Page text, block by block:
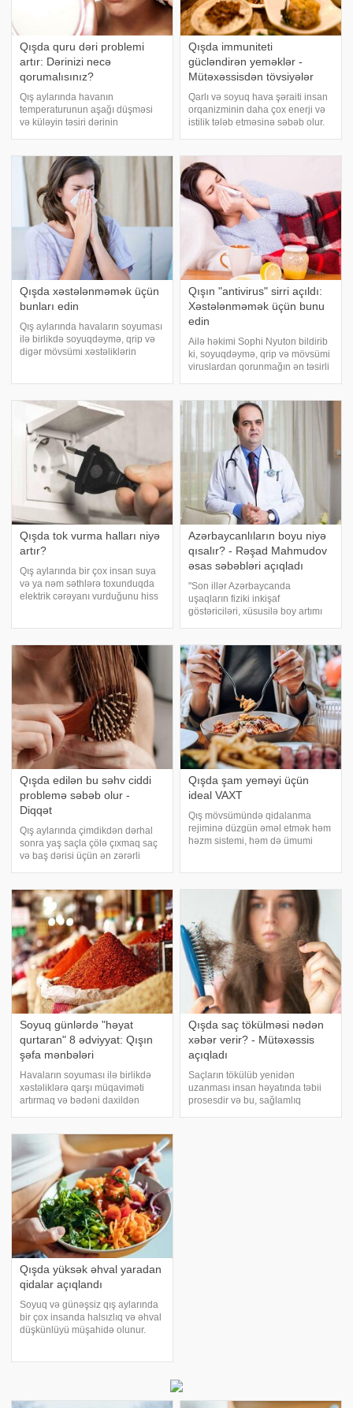
Qışda quru dəri problemi
artır: Dərinizi necə
qorumalısınız?
Qış aylarında havanın
temperaturunun aşağı düşməsi
və küləyin təsiri dərinin
Xüsusilə üz, əl və dodaq nahiyəsi
soyuğa qarşı daha həssas olur.
Mütəxəssislər bildirirlə
Qışda immuniteti
gücləndirən yeməklər -
Mütəxəssisdən tövsiyələr
Qarlı və soyuq hava şəraiti insan
orqanizminin daha çox enerji və
istilik tələb etməsinə səbəb olur.
yeməklər həm immun sistemini
gücləndirir, həm də orqanizmi
soyuqda
Qışda xəstələnməmək üçün
bunları edin
Qış aylarında havaların soyuması
ilə birlikdə soyuqdəymə, qrip və
digər mövsümi xəstəliklərin
vacib qaydalara əməl etməklə
Qışın "antivirus" sirri açıldı:
Xəstələnməmək üçün bunu
edin
Ailə həkimi Sophi Nyuton bildirib
ki, soyuqdəymə, qrip və mövsümi
viruslardan qorunmağın ən təsirli
gecə yuxusudur. Onun sözlərinə
görə, keyfiyyətli yuxu orqanizmi
Qışda tok vurma halları niyə
artır?
Qış aylarında bir çox insan suya
və ya nəm səthlərə toxunduqda
elektrik cərəyanı vurduğunu hiss
edirlər. xəbər verir ki, elektri
Azərbaycanlıların boyu niyə
qısalır? - Rəşad Mahmudov
əsas səbəbləri açıqladı
"Son illər Azərbaycanda
uşaqların fiziki inkişaf
göstəriciləri, xüsusilə boy artımı
Müasir tibb elmi göstərir ki,
uşağın boyu yalnız genetik
göstərici deyil; əksinə
Qışda edilən bu səhv ciddi
problemə səbəb olur -
Diqqət
Qış aylarında çimdikdən dərhal
sonra yaş saçla çölə çıxmaq saç
və baş dərisi üçün ən zərərli
yuyulması nəticəsində baş
dərisindəki damarlar genişlənir v
Qışda şam yeməyi üçün
ideal VAXT
Qış mövsümündə qidalanma
rejiminə düzgün əməl etmək həm
həzm sistemi, həm də ümumi
yeməyi üçün ideal vaxt 18:00-
19:30 aralığıdır. Araşdırmalar
Soyuq günlərdə "həyat
qurtaran" 8 ədviyyat: Qışın
şəfa mənbələri
Havaların soyuması ilə birlikdə
xəstəliklərə qarşı müqaviməti
artırmaq və bədəni daxildən
təbii üsuldur. qış aylarında
masanızdan əskik etməməli
olduğunuz 8 möcüzəv
Qışda saç tökülməsi nədən
xəbər verir? - Mütəxəssis
açıqladı
Saçların tökülüb yenidən
uzanması insan həyatında təbii
prosesdir və bu, sağlamlıq
Qışda yüksək əhval yaradan
qidalar açıqlandı
Soyuq və günəşsiz qış aylarında
bir çox insanda halsızlıq və əhval
düşkünlüyü müşahidə olunur.